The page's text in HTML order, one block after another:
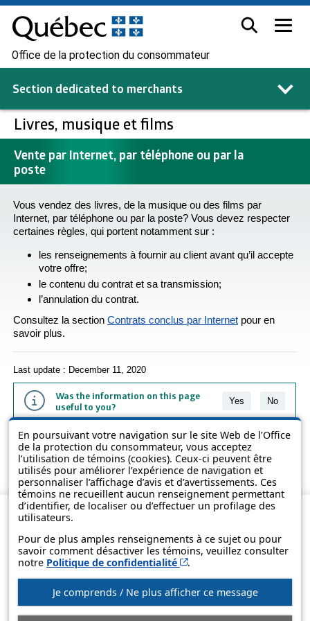
En poursuivant votre navigation sur le site Web de l’Office
de la protection du consommateur, vous acceptez
l’utilisation de témoins (cookies). Ceux-ci peuvent être
utilisés pour améliorer l’expérience de navigation et
personnaliser l’affichage d’avis et d’avertissements. Ces
témoins ne recueillent aucun renseignement permettant
d’identifier, de localiser ou d’effectuer un profilage des
utilisateurs.
Pour de plus amples renseignements à ce sujet ou pour
savoir comment désactiver les témoins, veuillez consulter
notre Politique de confidentialité Cet hyperlien s’ouvrira
.
Je comprends / Ne plus afficher ce message
Office de la protection du consommateur
Section dedicated to merchants
Livres, musique et films
Vente par Internet, par téléphone ou par la
poste
Vous vendez des livres, de la musique ou des films par
Internet, par téléphone ou par la poste? Vous devez respecter
certaines règles, qui portent notamment sur :
les renseignements à fournir au client avant qu’il accepte
votre offre;
le contenu du contrat et sa transmission;
l’annulation du contrat.
Consultez la section Contrats conclus par Internet pour en
savoir plus.
Last update : December 11, 2020
Was the information on this page
useful to you?
Yes No
The information contained on this page is presented in simple terms to
make it easier to understand. It does not replace the texts of the laws
and regulations.
© Government of Québec, 2013-2025